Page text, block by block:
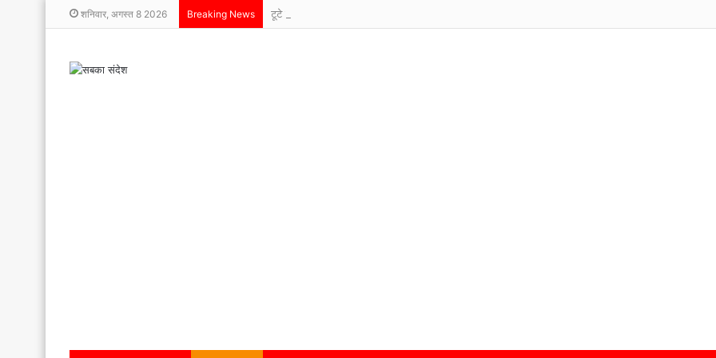
शनिवार, अगस्त 8 2026 Breaking News टूटे पैर, बुलंद हौसले! ओडिशा में 250 KM तिपहिया साइकिल चलाकर इलाज कराने अस्पताल पहुंचे 65 साल के बुजुर्ग